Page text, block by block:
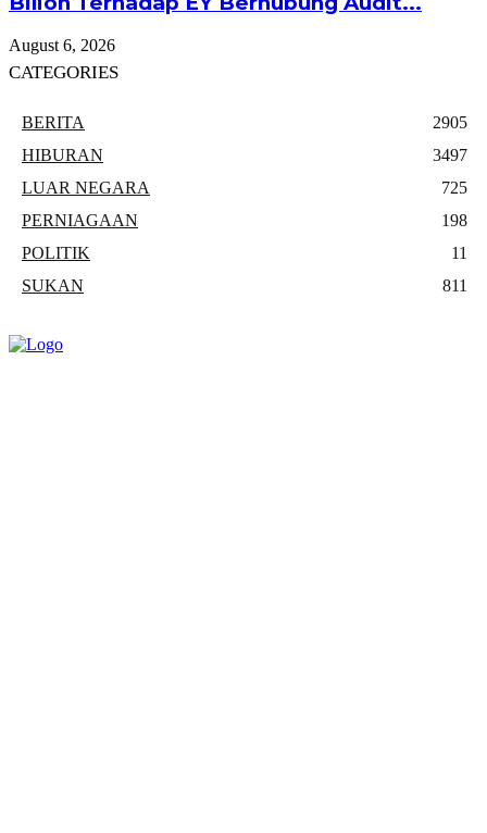
August 6, 2026
CATEGORIES
BERITA
2905
HIBURAN
3497
LUAR NEGARA
725
PERNIAGAAN
198
POLITIK
11
SUKAN
811